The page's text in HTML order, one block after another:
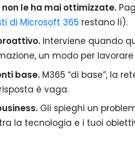
le ha mai ottimizzate.
di Microsoft 365 restano lì).
Interviene quando
un modo per
base.M365 “di base”, la
è vaga.
Gli spieghi un
la tecnologia e i tuoi